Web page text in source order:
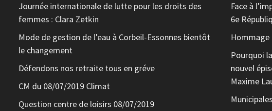
Journée internationale de lutte pour les droits des
femmes : Clara Zetkin
Mode de gestion de l’eau à Corbeil-Essonnes bientôt
le changement
Défendons nos retraite tous en gréve
CM du 08/07/2019 Climat
Question centre de loisirs 08/07/2019
Face à
6e
Hommage
Pourquoi
nouvel
Maxime